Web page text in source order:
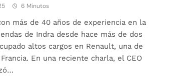
6 Minutos
más de 40 años de experiencia en la
de Indra desde hace más de dos
altos cargos en Renault, una de
En una reciente charla, el CEO